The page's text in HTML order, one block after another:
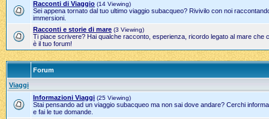
Racconti di Viaggio (14 Viewing)
Sei appena tornato dal tuo ultimo viaggio subacqueo? Rivivilo con noi
immersioni.
Racconti e storie di mare (3 Viewing)
Ti piace scrivere? Hai qualche racconto, esperienza, ricordo legato al mare che
è il tuo forum!
Forum
Viaggi
Informazioni Viaggi (25 Viewing)
Stai pensando ad un viaggio subacqueo ma non sai dove andare? Cerchi
e fai le tue domande.